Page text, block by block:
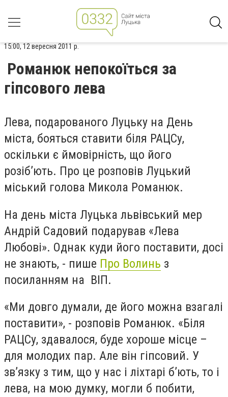
15:00, 12 вересня 2011 р.
Романюк непокоїться за
гіпсового лева
Лева, подарованого Луцьку на День
міста, бояться ставити біля РАЦСу,
оскільки є ймовірність, що його
розіб’ють. Про це розповів Луцький
міський голова Микола Романюк.
На день міста Луцька львівський мер
Андрій Садовий подарував «Лева
Любові». Однак куди його поставити, досі
не знають, - пише Про Волинь з
посиланням на ВІП.
«Ми довго думали, де його можна взагалі
поставити», - розповів Романюк. «Біля
РАЦСу, здавалося, буде хороше місце –
для молодих пар. Але він гіпсовий. У
зв’язку з тим, що у нас і ліхтарі б’ють, то і
лева, на мою думку, могли б побити,